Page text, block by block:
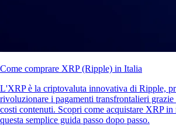
Come comprare XRP (Ripple) in Italia
L'XRP è la criptovaluta innovativa di Ripple,
rivoluzionare i pagamenti transfrontalieri grazie
costi contenuti. Scopri come acquistare XRP
questa semplice guida passo dopo passo.